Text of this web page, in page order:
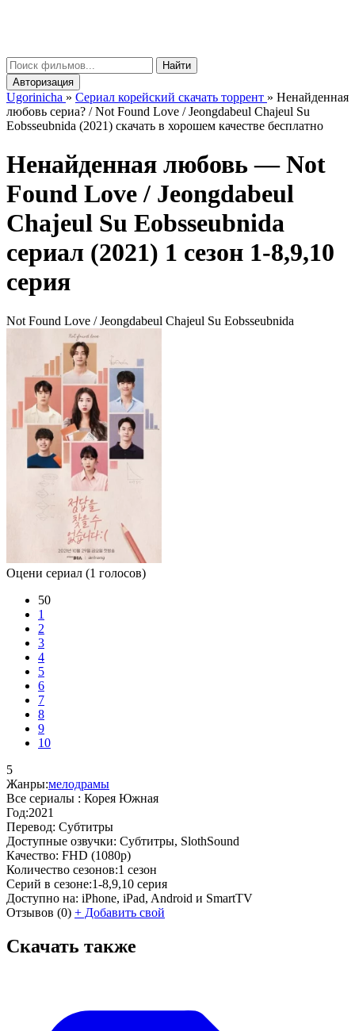
Найти
Авторизация
Ugorinicha » Сериал корейский скачать торрент » Ненайденная
любовь сериа? / Not Found Love / Jeongdabeul Chajeul Su
Eobsseubnida (2021) скачать в хорошем качестве бесплатно
Ненайденная любовь —Not
Found Love / Jeongdabeul
Chajeul Su Eobsseubnida
сериал (2021) 1 сезон 1-8,9,10
серия
Not Found Love / Jeongdabeul Chajeul Su Eobsseubnida
Оцени сериал (1 голосов)
50
1
2
3
4
5
6
7
8
9
10
5
Жанры:мелодрамы
Все сериалы : Корея Южная
Год:2021
Перевод: Субтитры
Доступные озвучки: Субтитры, SlothSound
Качество: FHD (1080p)
Количество сезонов:1 сезон
Серий в сезоне:1-8,9,10 серия
Доступно на: iPhone, iPad, Android и SmartTV
Отзывов (0) + Добавить свой
Скачать также